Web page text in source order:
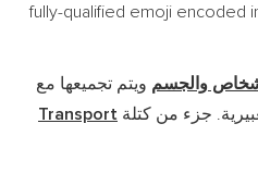
fully-qualified emoji encoded
والجسم ويتم تجميعها مع
جزء من كتلة Transport